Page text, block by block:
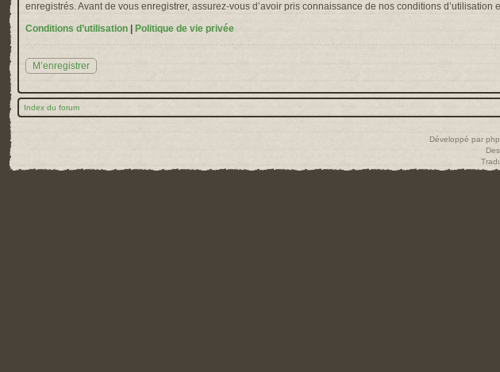
enregistrés. Avant de vous enregistrer, assurez-vous d’avoir pris connaissance de nos conditions
Conditions d’utilisation
Politique de vie privée
M’enregistrer
Index du forum
Développé par